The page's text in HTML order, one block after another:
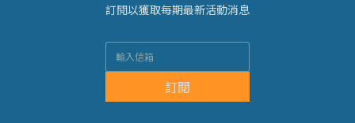
訂閱以獲取每期最新活動消息
訂閱